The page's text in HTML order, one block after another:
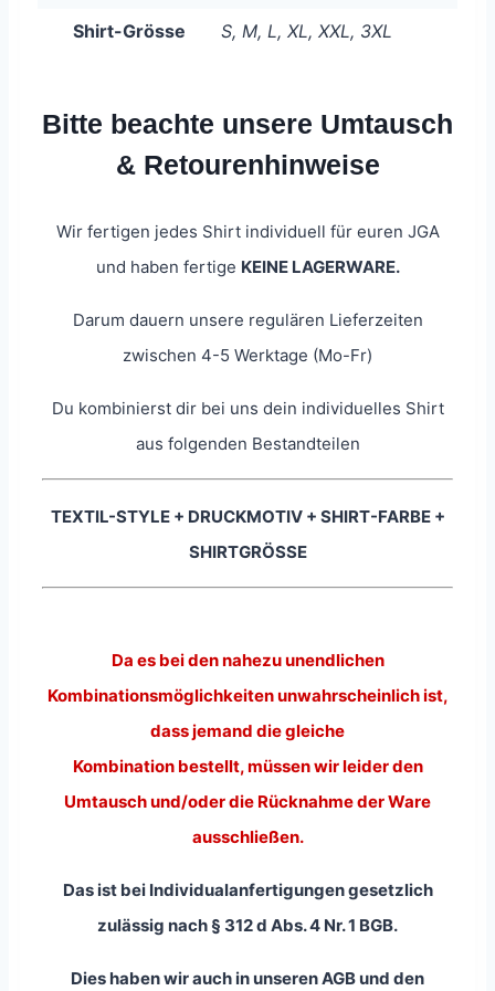
Shirt-Grösse
S, M, L, XL, XXL, 3XL
Bitte beachte unsere Umtausch
& Retourenhinweise
Wir fertigen jedes Shirt individuell für euren JGA
und haben fertige KEINE LAGERWARE.
Darum dauern unsere regulären Lieferzeiten
zwischen 4-5 Werktage (Mo-Fr)
Du kombinierst dir bei uns dein individuelles Shirt
aus folgenden Bestandteilen
TEXTIL-STYLE + DRUCKMOTIV + SHIRT-FARBE +
SHIRTGRÖSSE
Da es bei den nahezu unendlichen
Kombinationsmöglichkeiten unwahrscheinlich ist,
dass jemand die gleiche
Kombination bestellt, müssen wir leider den
Umtausch und/oder die Rücknahme der Ware
ausschließen.
Das ist bei Individualanfertigungen gesetzlich
zulässig nach § 312 d Abs. 4 Nr. 1 BGB.
Dies haben wir auch in unseren AGB und den